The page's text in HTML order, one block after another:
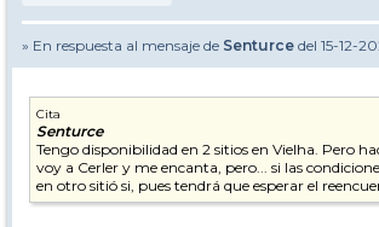
» En respuesta al mensaje de Senturce del 15-12-
Cita
Senturce
Tengo disponibilidad en 2 sitios en Vielha. Pero
voy a Cerler y me encanta, pero... si las
en otro sitió si, pues tendrá que esperar el